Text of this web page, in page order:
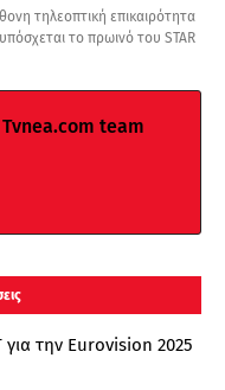
τηλεοπτική επικαιρότητα
υπόσχεται το πρωινό του STAR
Τvnea.com team
την Eurovision 2025